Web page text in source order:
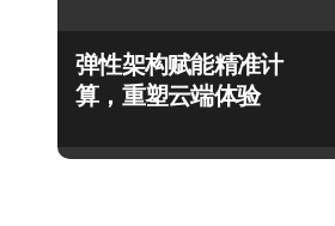
弹性架构赋能精准计
算，重塑云端体验